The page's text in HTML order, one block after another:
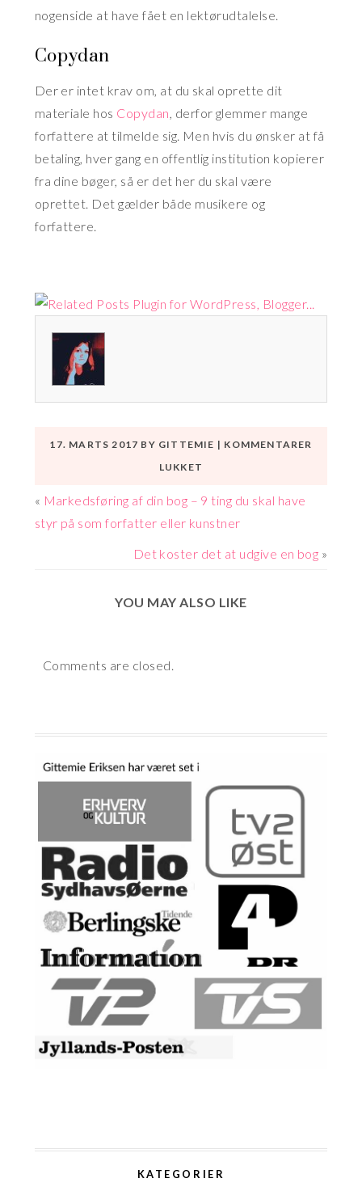
nogenside at have fået en lektørudtalelse.
Copydan
Der er intet krav om, at du skal oprette dit
materiale hos Copydan, derfor glemmer mange
forfattere at tilmelde sig. Men hvis du ønsker at få
betaling, hver gang en offentlig institution kopierer
fra dine bøger, så er det her du skal være
oprettet. Det gælder både musikere og
forfattere.
17. MARTS 2017 BY GITTEMIE | KOMMENTARER
LUKKET
UDGIVET
BOG
HUSKE
« Markedsføring af din bog – 9 ting du skal have
styr på som forfatter eller kunstner
Det koster det at udgive en bog »
YOU MAY ALSO LIKE
Comments are closed.
KATEGORIER